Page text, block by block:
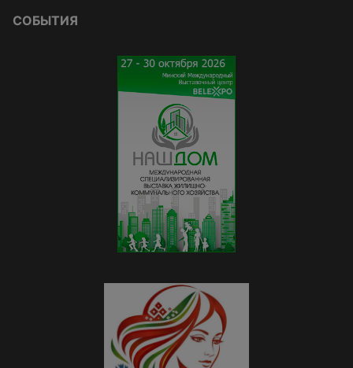
СОБЫТИЯ